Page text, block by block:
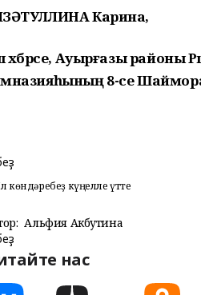
Карина,
хәбәрсе, Ауырғазы районы
8-сеШ
көндәребеҙ күңелле үтте
Альфия Акбутина
нас